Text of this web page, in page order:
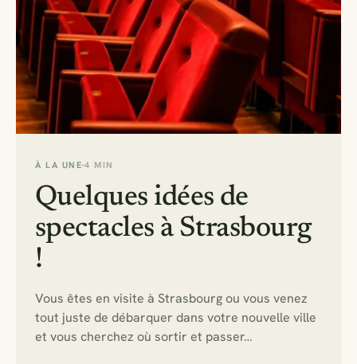
À LA UNE 4 MIN
Quelques idées de
spectacles à Strasbourg
!
Vous êtes en visite à Strasbourg ou vous venez
tout juste de débarquer dans votre nouvelle ville
et vous cherchez où sortir et passer…